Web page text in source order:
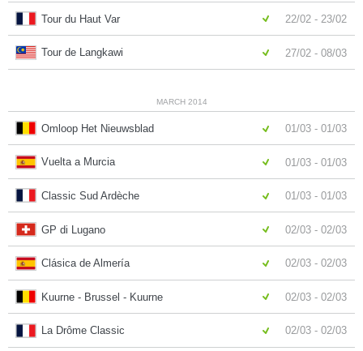
Tour du Haut Var 22/02 - 23/02
Tour de Langkawi 27/02 - 08/03
MARCH 2014
Omloop Het Nieuwsblad 01/03 - 01/03
Vuelta a Murcia 01/03 - 01/03
Classic Sud Ardèche 01/03 - 01/03
GP di Lugano 02/03 - 02/03
Clásica de Almería 02/03 - 02/03
Kuurne - Brussel - Kuurne 02/03 - 02/03
La Drôme Classic 02/03 - 02/03